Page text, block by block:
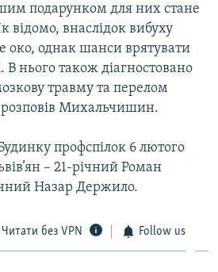
подарунком для них стане
відомо, внаслідок вибуху
око, однак шанси врятувати
В нього також діагностовано
травму та перелом
розповів Михальчишин.
профспілок 6 лютого
– 21-річний Роман
Назар Держило.
Читати без VPN Follow us